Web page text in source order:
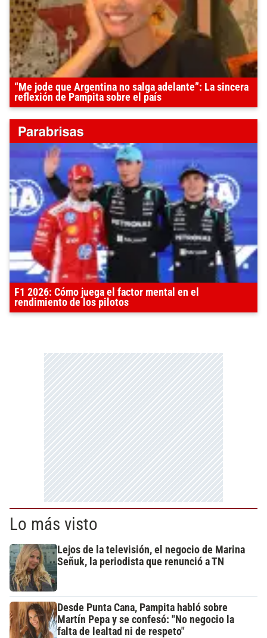
“Me jode que Argentina no salga adelante”: La sincera
reflexión de Pampita sobre el país
F1 2026: Cómo juega el factor mental en el
rendimiento de los pilotos
Lo más visto
Lejos de la televisión, el negocio de Marina
Señuk, la periodista que renunció a TN
Desde Punta Cana, Pampita habló sobre
Martín Pepa y se confesó: "No negocio la
falta de lealtad ni de respeto"